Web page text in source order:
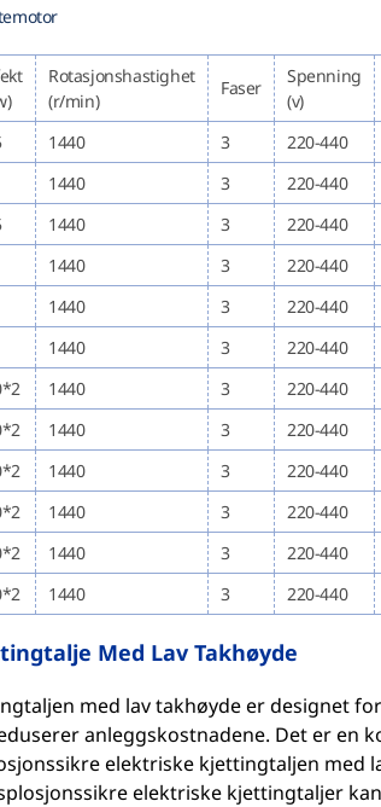
Rotasjonshastighet
(r/min)
Faser
Spenning
(v)
1440 3 220-440
1440 3 220-440
1440 3 220-440
1440 3 220-440
1440 3 220-440
1440 3 220-440
1440 3 220-440
1440 3 220-440
1440 3 220-440
1440 3 220-440
1440 3 220-440
1440 3 220-440
Med Lav Takhøyde
med lav takhøyde er designet
anleggskostnadene. Det er en
elektriske kjettingtaljen med
elektriske kjettingtaljer